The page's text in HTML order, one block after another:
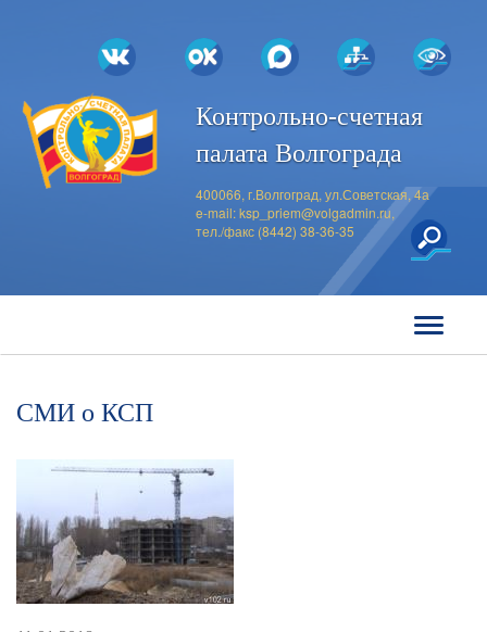
Контрольно-счетная
палата Волгограда
400066, г.Волгоград, ул.Советская, 4а
e-mail:ksp_priem@volgadmin.ru,
тел./факс (8442) 38-36-35
СМИ о КСП